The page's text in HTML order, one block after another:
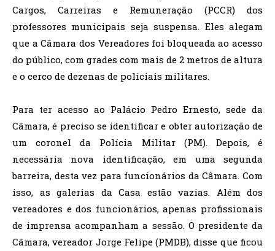
Cargos, Carreiras e Remuneração (PCCR) dos
professores municipais seja suspensa. Eles alegam
que a Câmara dos Vereadores foi bloqueada ao acesso
do público, com grades com mais de 2 metros de altura
e o cerco de dezenas de policiais militares.
Para ter acesso ao Palácio Pedro Ernesto, sede da
Câmara, é preciso se identificar e obter autorização de
um coronel da Polícia Militar (PM). Depois, é
necessária nova identificação, em uma segunda
barreira, desta vez para funcionários da Câmara. Com
isso, as galerias da Casa estão vazias. Além dos
vereadores e dos funcionários, apenas profissionais
de imprensa acompanham a sessão. O presidente da
Câmara, vereador Jorge Felipe (PMDB), disse que ficou